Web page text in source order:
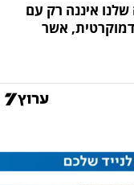
איננה רק עם
אשר